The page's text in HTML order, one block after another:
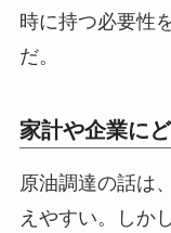
時に持つ必要性
だ。
家計や企業に
原油調達の話は
えやすい。しか